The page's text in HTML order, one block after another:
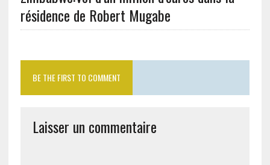
résidence de Robert Mugabe
BE THE FIRST TO COMMENT
Laisser un commentaire